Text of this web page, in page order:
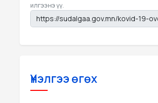
илгээнэ үү.
Үнэлгээ өгөх